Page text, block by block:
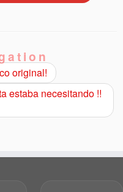
original!
estaba necesitando !!